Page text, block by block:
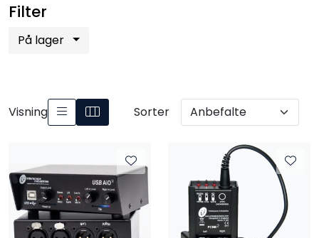
Filter
På lager
Visning Sorter